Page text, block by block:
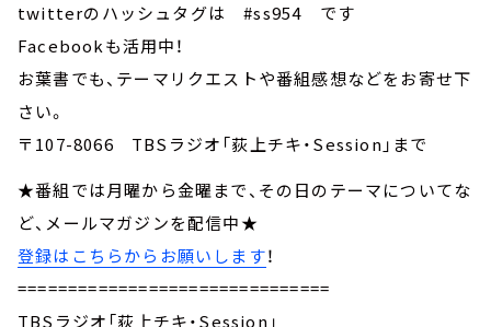
twitterのハッシュタグは #ss954 です
Facebookも活用中！
お葉書でも、テーマリクエストや番組感想などをお寄せ下
さい。
〒107-8066 TBSラジオ「荻上チキ・Session」まで
★番組では月曜から金曜まで、その日のテーマについてな
ど、メールマガジンを配信中★
登録はこちらからお願いします！
===============================
TBSラジオ「荻上チキ・Session」